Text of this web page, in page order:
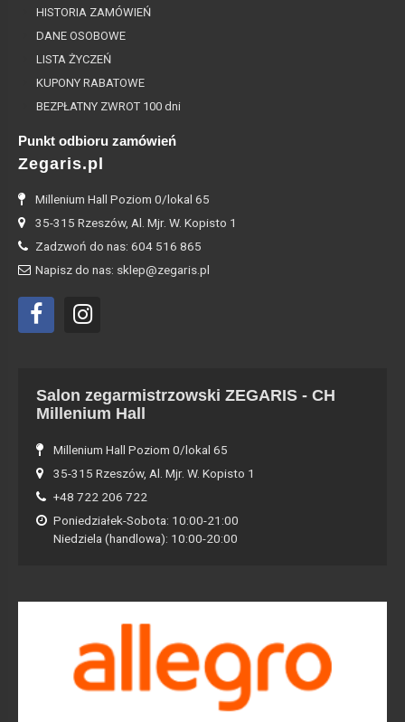
HISTORIA ZAMÓWIEŃ
DANE OSOBOWE
LISTA ŻYCZEŃ
KUPONY RABATOWE
BEZPŁATNY ZWROT 100 dni
Punkt odbioru zamówień
Zegaris.pl
Millenium Hall Poziom 0/lokal 65
35-315 Rzeszów, Al. Mjr. W. Kopisto 1
Zadzwoń do nas: 604 516 865
Napisz do nas: sklep@zegaris.pl
Salon zegarmistrzowski ZEGARIS - CH
Millenium Hall
Millenium Hall Poziom 0/lokal 65
35-315 Rzeszów, Al. Mjr. W. Kopisto 1
+48 722 206 722
Poniedziałek-Sobota: 10:00-21:00
Niedziela (handlowa): 10:00-20:00